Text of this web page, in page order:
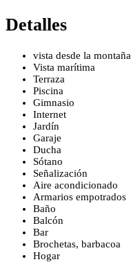
Detalles
vista desde la montaña
Vista marítima
Terraza
Piscina
Gimnasio
Internet
Jardín
Garaje
Ducha
Sótano
Señalización
Aire acondicionado
Armarios empotrados
Baño
Balcón
Bar
Brochetas, barbacoa
Hogar